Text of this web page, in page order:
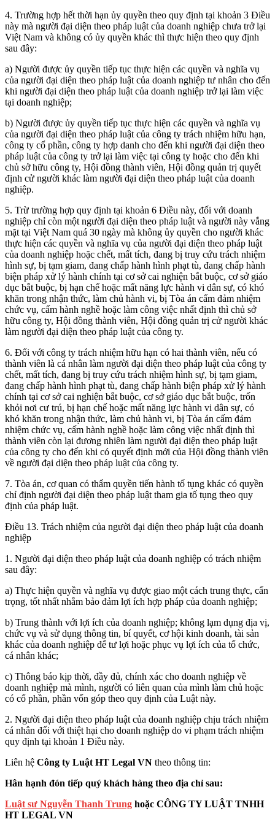
4. Trường hợp hết thời hạn ủy quyền theo quy định tại khoản 3 Điều
này mà người đại diện theo pháp luật của doanh nghiệp chưa trở lại
Việt Nam và không có ủy quyền khác thì thực hiện theo quy định
sau đây:
a) Người được ủy quyền tiếp tục thực hiện các quyền và nghĩa vụ
của người đại diện theo pháp luật của doanh nghiệp tư nhân cho đến
khi người đại diện theo pháp luật của doanh nghiệp trở lại làm việc
tại doanh nghiệp;
b) Người được ủy quyền tiếp tục thực hiện các quyền và nghĩa vụ
của người đại diện theo pháp luật của công ty trách nhiệm hữu hạn,
công ty cổ phần, công ty hợp danh cho đến khi người đại diện theo
pháp luật của công ty trở lại làm việc tại công ty hoặc cho đến khi
chủ sở hữu công ty, Hội đồng thành viên, Hội đồng quản trị quyết
định cử người khác làm người đại diện theo pháp luật của doanh
nghiệp.
5. Trừ trường hợp quy định tại khoản 6 Điều này, đối với doanh
nghiệp chỉ còn một người đại diện theo pháp luật và người này vắng
mặt tại Việt Nam quá 30 ngày mà không ủy quyền cho người khác
thực hiện các quyền và nghĩa vụ của người đại diện theo pháp luật
của doanh nghiệp hoặc chết, mất tích, đang bị truy cứu trách nhiệm
hình sự, bị tạm giam, đang chấp hành hình phạt tù, đang chấp hành
biện pháp xử lý hành chính tại cơ sở cai nghiện bắt buộc, cơ sở giáo
dục bắt buộc, bị hạn chế hoặc mất năng lực hành vi dân sự, có khó
khăn trong nhận thức, làm chủ hành vi, bị Tòa án cấm đảm nhiệm
chức vụ, cấm hành nghề hoặc làm công việc nhất định thì chủ sở
hữu công ty, Hội đồng thành viên, Hội đồng quản trị cử người khác
làm người đại diện theo pháp luật của công ty.
6. Đối với công ty trách nhiệm hữu hạn có hai thành viên, nếu có
thành viên là cá nhân làm người đại diện theo pháp luật của công ty
chết, mất tích, đang bị truy cứu trách nhiệm hình sự, bị tạm giam,
đang chấp hành hình phạt tù, đang chấp hành biện pháp xử lý hành
chính tại cơ sở cai nghiện bắt buộc, cơ sở giáo dục bắt buộc, trốn
khỏi nơi cư trú, bị hạn chế hoặc mất năng lực hành vi dân sự, có
khó khăn trong nhận thức, làm chủ hành vi, bị Tòa án cấm đảm
nhiệm chức vụ, cấm hành nghề hoặc làm công việc nhất định thì
thành viên còn lại đương nhiên làm người đại diện theo pháp luật
của công ty cho đến khi có quyết định mới của Hội đồng thành viên
về người đại diện theo pháp luật của công ty.
7. Tòa án, cơ quan có thẩm quyền tiến hành tố tụng khác có quyền
chỉ định người đại diện theo pháp luật tham gia tố tụng theo quy
định của pháp luật.
Điều 13. Trách nhiệm của người đại diện theo pháp luật của doanh
nghiệp
1. Người đại diện theo pháp luật của doanh nghiệp có trách nhiệm
sau đây:
a) Thực hiện quyền và nghĩa vụ được giao một cách trung thực, cẩn
trọng, tốt nhất nhằm bảo đảm lợi ích hợp pháp của doanh nghiệp;
b) Trung thành với lợi ích của doanh nghiệp; không lạm dụng địa vị,
chức vụ và sử dụng thông tin, bí quyết, cơ hội kinh doanh, tài sản
khác của doanh nghiệp để tư lợi hoặc phục vụ lợi ích của tổ chức,
cá nhân khác;
c) Thông báo kịp thời, đầy đủ, chính xác cho doanh nghiệp về
doanh nghiệp mà mình, người có liên quan của mình làm chủ hoặc
có cổ phần, phần vốn góp theo quy định của Luật này.
2. Người đại diện theo pháp luật của doanh nghiệp chịu trách nhiệm
cá nhân đối với thiệt hại cho doanh nghiệp do vi phạm trách nhiệm
quy định tại khoản 1 Điều này.
Liên hệ Công ty Luật HT Legal VN theo thông tin:
Hân hạnh đón tiếp quý khách hàng theo địa chỉ sau:
Luật sư Nguyễn Thanh Trung hoặc CÔNG TY LUẬT TNHH
HT LEGAL VN